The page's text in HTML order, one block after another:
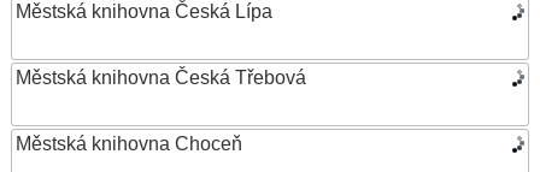
Městská knihovna Česká Lípa
Městská knihovna Česká Třebová
Městská knihovna Choceň